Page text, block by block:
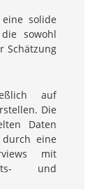
solide
sowohl
Schätzung
auf
Die
Daten
eine
mit
und